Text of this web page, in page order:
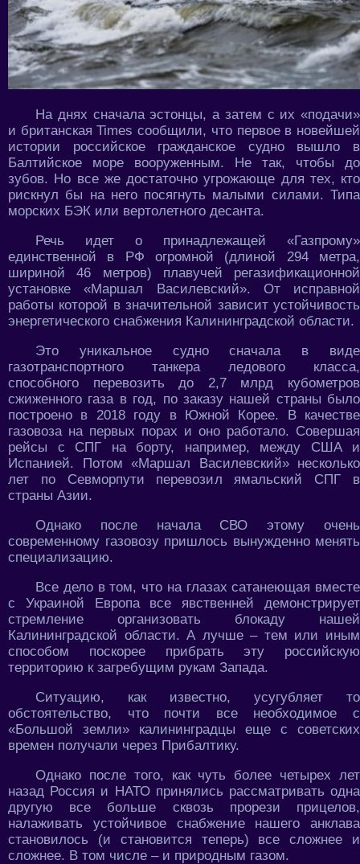
На днях сначала эстонцы, а затем с их «подачи»
и британская Times сообщили, что первое в новейшей
истории российское гражданское судно вышло в
Балтийское море вооруженным. Не так, чтобы до
зубов. Но все же достаточно угрожающе для тех, кто
рискнул бы на него посягнуть малыми силами. Типа
морских БЭК или вертолетного десанта.
Речь идет о принадлежащей «Газпрому»
единственной в РФ огромной (длиной 294 метра,
шириной 46 метров) плавучей регазификационной
установке «Маршал Василевский». От исправной
работы которой в значительной зависит устойчивость
энергетического снабжения Калининградской области.
Это уникальное судно сначала в виде
газотранспортного танкера ледового класса,
способного перевозить до 2,7 млрд кубометров
сжиженного газа в год, по заказу нашей страны было
построено в 2018 году в Южной Корее. В качестве
газовоза на первых порах и оно работало. Совершая
рейсы с СПГ на борту, например, между США и
Испанией. Потом «Маршал Василевский» несколько
лет по Севморпути перевозил ямальский СПГ в
страны Азии.
Однако после начала СВО этому очень
современному газовозу пришлось вынужденно менять
специализацию.
Все дело в том, что на глазах сатанеющая вместе
с Украиной Европа все явственней демонстрирует
стремление организовать блокаду нашей
Калининградской области. А лучше – тем или иным
способом поскорее прибрать эту российскую
территорию к загребущим рукам Запада.
Ситуацию, как известно, усугубляет то
обстоятельство, что почти все необходимое с
«Большой земли» калининградцы еще с советских
времен получали через Прибалтику.
Однако после того, как чуть более четырех лет
назад Россия и НАТО принялись рассматривать одна
другую все больше сквозь прорези прицелов,
налаживать устойчивое снабжение нашего анклава
становилось (и становится теперь) все сложнее и
сложнее. В том числе – и природным газом.